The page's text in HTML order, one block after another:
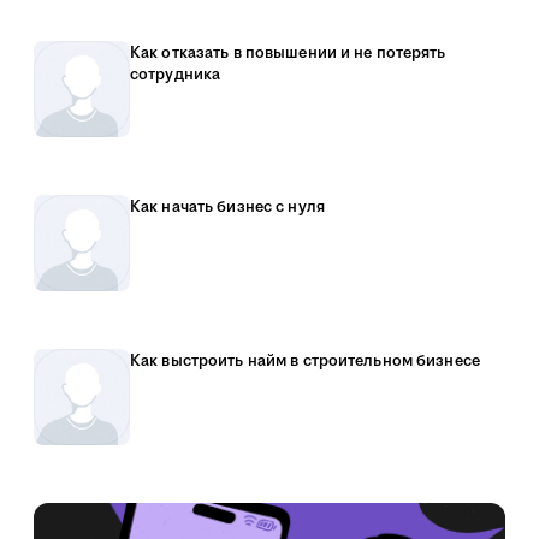
Как отказать в повышении и не потерять
сотрудника
Как начать бизнес с нуля
Как выстроить найм в строительном бизнесе